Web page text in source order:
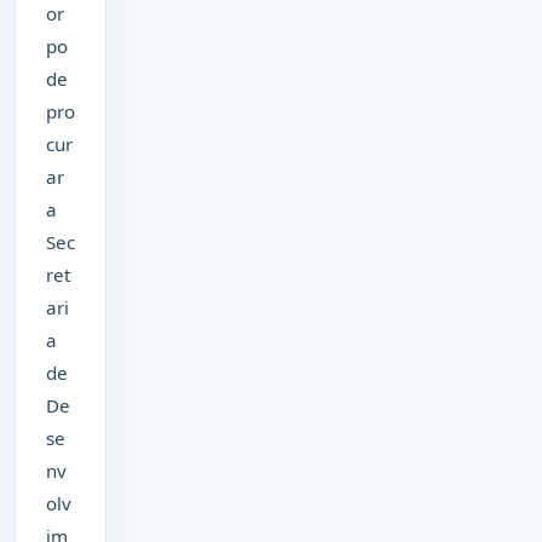
or
po
de
pro
cur
ar
a
Sec
ret
ari
a
de
De
se
nv
olv
im